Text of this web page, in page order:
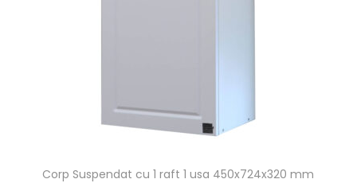
Corp Suspendat cu 1 raft 1 usa 450x724x320 mm